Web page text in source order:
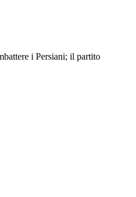
i Persiani; il partito